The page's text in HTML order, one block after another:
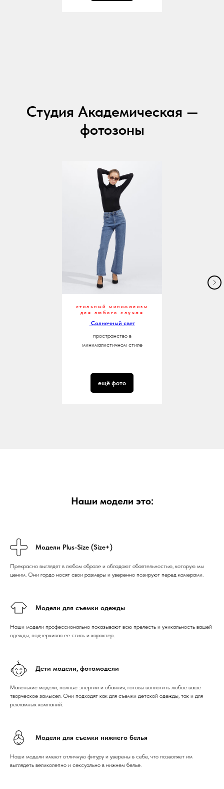
Студия Академическая —
фотозоны
стильный минимализм
для любого случая
Солнечный свет
пространство в
минималистичном стиле
ещё фото
Наши модели это:
Модели Plus-Size (Size+)
Прекрасно выглядят в любом образе и обладают обаятельностью, которую мы
ценим. Они гордо носят свои размеры и уверенно позируют перед камерами.
Модели для съемки одежды
Наши модели профессионально показывают всю прелесть и уникальность вашей
одежды, подчеркивая ее стиль и характер.
Дети модели, фотомодели
Маленькие модели, полные энергии и обаяния, готовы воплотить любое ваше
творческое замысел. Они подходят как для съемки детской одежды, так и для
рекламных компаний.
Модели для съемки нижнего белья
Наши модели имеют отличную фигуру и уверены в себе, что позволяет им
выглядеть великолепно и сексуально в нижнем белье.